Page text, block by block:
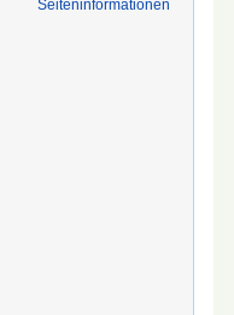
Seiten­informationen